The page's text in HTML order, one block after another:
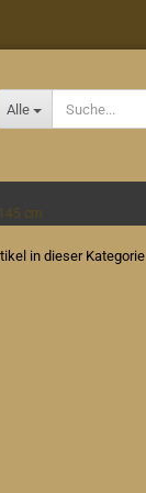
Alle
cm
in dieser Kategorie